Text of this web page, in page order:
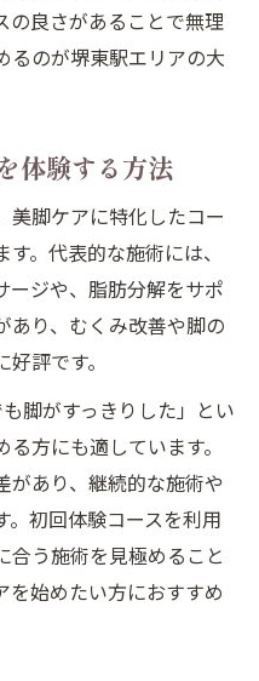
の良さがあることで無理
るのが堺東駅エリアの大
体験する方法
美脚ケアに特化したコー
。代表的な施術には、
ージや、脂肪分解をサポ
あり、むくみ改善や脚の
評です。
脚がすっきりした」とい
方にも適しています。
があり、継続的な施術や
。初回体験コースを利用
合う施術を見極めること
を始めたい方におすすめ